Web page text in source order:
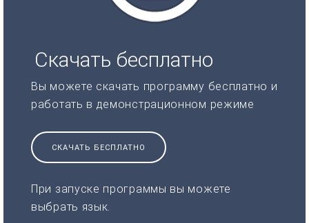
Скачать бесплатно
Вы можете скачать программу бесплатно и
работать в демонстрационном режиме
СКАЧАТЬ БЕСПЛАТНО
При запуске программы вы можете
выбрать язык.